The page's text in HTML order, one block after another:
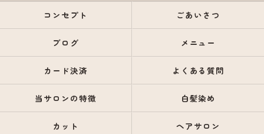
コンセプト ごあいさつ
ブログ メニュー
カード決済 よくある質問
当サロンの特徴 白髪染め
カット ヘアサロン